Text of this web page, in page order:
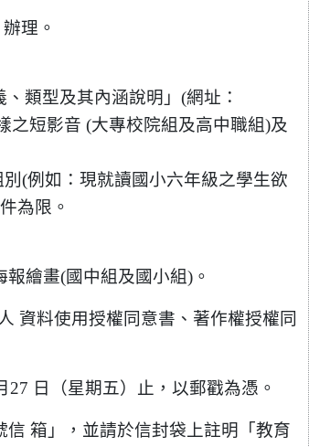
理。
類型及其內涵說明」(網址：
之短影音 (大專校院組及高中職組)及
(例如：現就讀國小六年級之學生欲
為限。
繪畫(國中組及國小組)。
資料使用授權同意書、著作權授權同
日（星期五）止，以郵戳為憑。
信 箱」，並請於信封袋上註明「教育